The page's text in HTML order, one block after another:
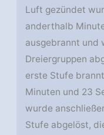
Luft gezündet
anderthalb
ausgebrannt und
Dreiergruppen
erste Stufe
Minuten und 23
wurde
Stufe abgelöst,